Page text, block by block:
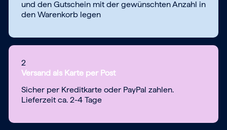
und den Gutschein mit der gewünschten Anzahl in
den Warenkorb legen
2
Versand als Karte per Post
Sicher per Kreditkarte oder PayPal zahlen.
Lieferzeit ca. 2-4 Tage